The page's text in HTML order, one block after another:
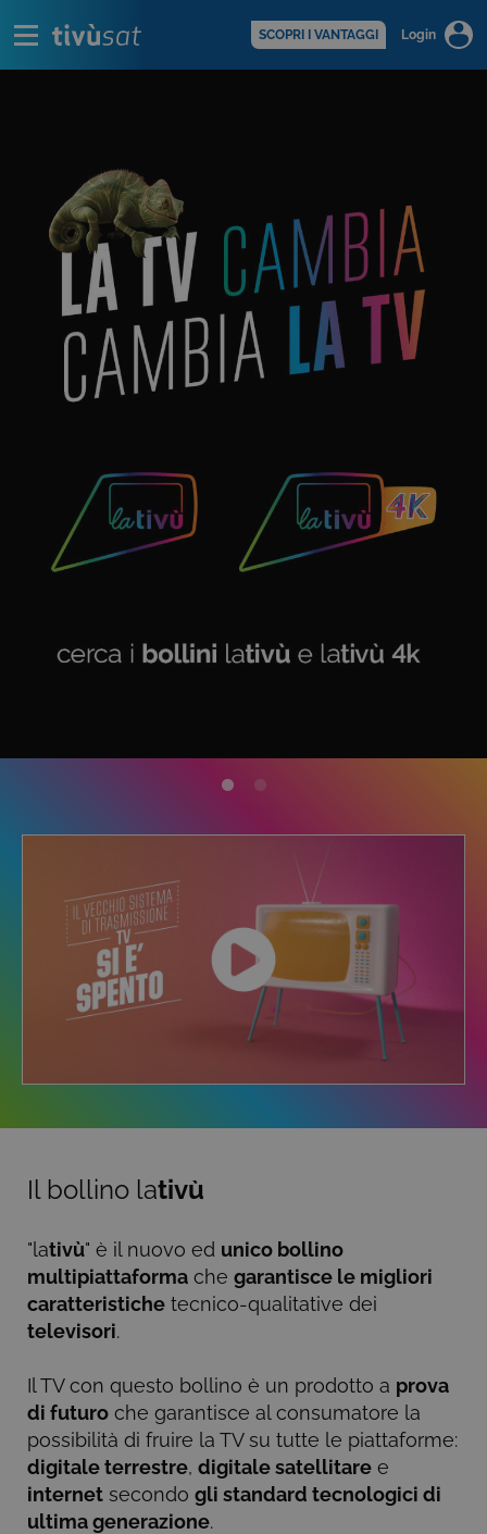
SCOPRI I VANTAGGI Login
Il bollino lativù
"lativù" è il nuovo ed unico bollino
multipiattaforma che garantisce le migliori
caratteristiche tecnico-qualitative dei
televisori.
Il TV con questo bollino è un prodotto a prova
di futuro che garantisce al consumatore la
possibilità di fruire la TV su tutte le piattaforme:
digitale terrestre, digitale satellitare e
internet secondo gli standard tecnologici di
ultima generazione.